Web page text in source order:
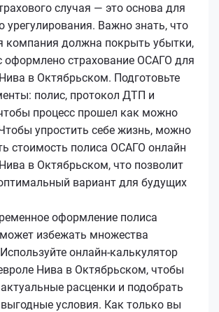
случая — это основа для
урегулирования. Важно знать, что
компания должна покрыть убытки,
оформлено страхование ОСАГО для
в Октябрьском. Подготовьте
полис, протокол ДТП и
процесс прошел как можно
упростить себе жизнь, можно
стоимость полиса ОСАГО онлайн
в Октябрьском, что позволит
вариант для будущих
оформление полиса
избежать множества
онлайн-калькулятор
Нива в Октябрьском, чтобы
расценки и подобрать
условия. Как только вы